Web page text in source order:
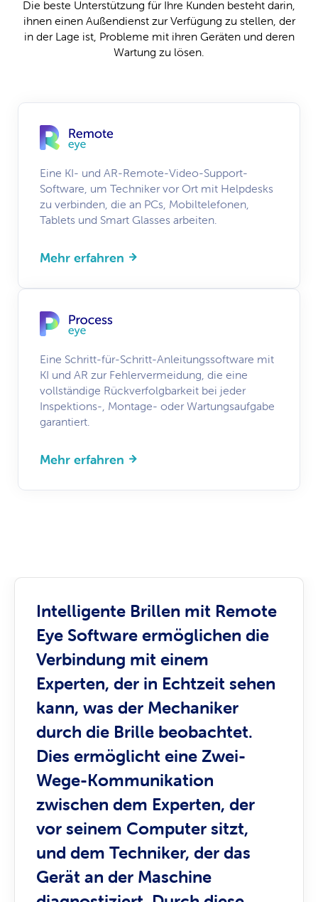
Die beste Unterstützung für Ihre Kunden besteht darin,
ihnen einen Außendienst zur Verfügung zu stellen, der
in der Lage ist, Probleme mit ihren Geräten und deren
Wartung zu lösen.
Eine KI- und AR-Remote-Video-Support-
Software, um Techniker vor Ort mit Helpdesks
zu verbinden, die an PCs, Mobiltelefonen,
Tablets und Smart Glasses arbeiten.
Mehr erfahren
Eine Schritt-für-Schritt-Anleitungssoftware mit
KI und AR zur Fehlervermeidung, die eine
vollständige Rückverfolgbarkeit bei jeder
Inspektions-, Montage- oder Wartungsaufgabe
garantiert.
Mehr erfahren
Intelligente Brillen mit Remote
Eye Software ermöglichen die
Verbindung mit einem
Experten, der in Echtzeit sehen
kann, was der Mechaniker
durch die Brille beobachtet.
Dies ermöglicht eine Zwei-
Wege-Kommunikation
zwischen dem Experten, der
vor seinem Computer sitzt,
und dem Techniker, der das
Gerät an der Maschine